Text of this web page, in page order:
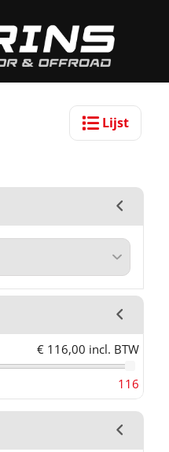
Lijst
€ 116,00 incl. BTW
116